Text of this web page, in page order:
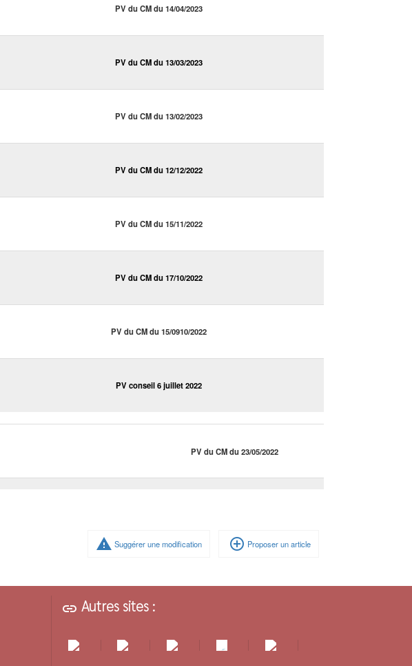
PV du CM du 14/04/2023
PV du CM du 13/03/2023
PV du CM du 13/02/2023
PV du CM du 12/12/2022
PV du CM du 15/11/2022
PV du CM du 17/10/2022
PV du CM du 15/0910/2022
PV conseil 6 juillet 2022
PV du CM du 23/05/2022
warning Suggérer une modification add_circle_outline Proposer un article
link Autres sites :